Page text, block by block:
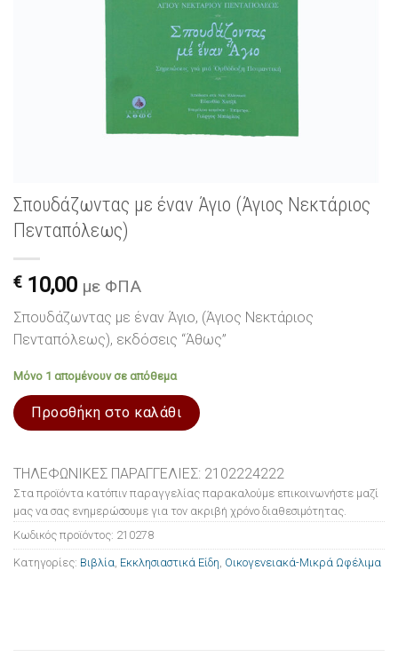
Σπουδάζωντας με έναν Άγιο (Άγιος Νεκτάριος
Πενταπόλεως)
€ 10,00 με ΦΠΑ
Σπουδάζωντας με έναν Άγιο, (Άγιος Νεκτάριος
Πενταπόλεως), εκδόσεις “Άθως”
Μόνο 1 απομένουν σε απόθεμα
Προσθήκη στο καλάθι
ΤΗΛΕΦΩΝΙΚΕΣ ΠΑΡΑΓΓΕΛΙΕΣ: 2102224222
Στα προϊόντα κατόπιν παραγγελίας παρακαλούμε επικοινωνήστε μαζί
μας να σας ενημερώσουμε για τον ακριβή χρόνο διαθεσιμότητας.
Κωδικός προϊόντος: 210278
Κατηγορίες: Βιβλία, Εκκλησιαστικά Είδη, Οικογενειακά-Μικρά Ωφέλιμα